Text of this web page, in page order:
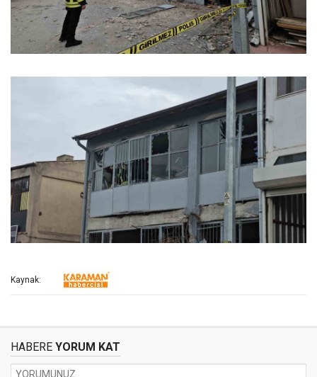
Kaynak:
HABERE YORUM KAT